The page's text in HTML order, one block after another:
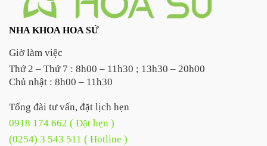
NHA KHOA HOA SỨ
Giờ làm việc
Thứ 2 – Thứ 7 : 8h00 – 11h30 ; 13h30 – 20h00
Chủ nhật : 8h00 – 11h30
Tổng đài tư vấn, đặt lịch hẹn
0918 174 662 ( Đặt hẹn )
(0254) 3 543 511 ( Hotline )